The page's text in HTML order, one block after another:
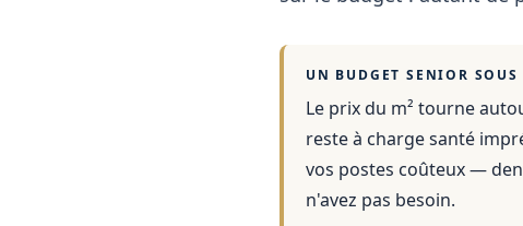
UN BUDGET SENIOR
Le prix du m² tourne
reste à charge santé
vos postes coûteux —
n'avez pas besoin.